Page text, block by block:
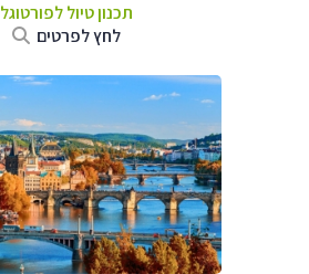
תכנון טיול לפורטוגל
לחץ לפרטים